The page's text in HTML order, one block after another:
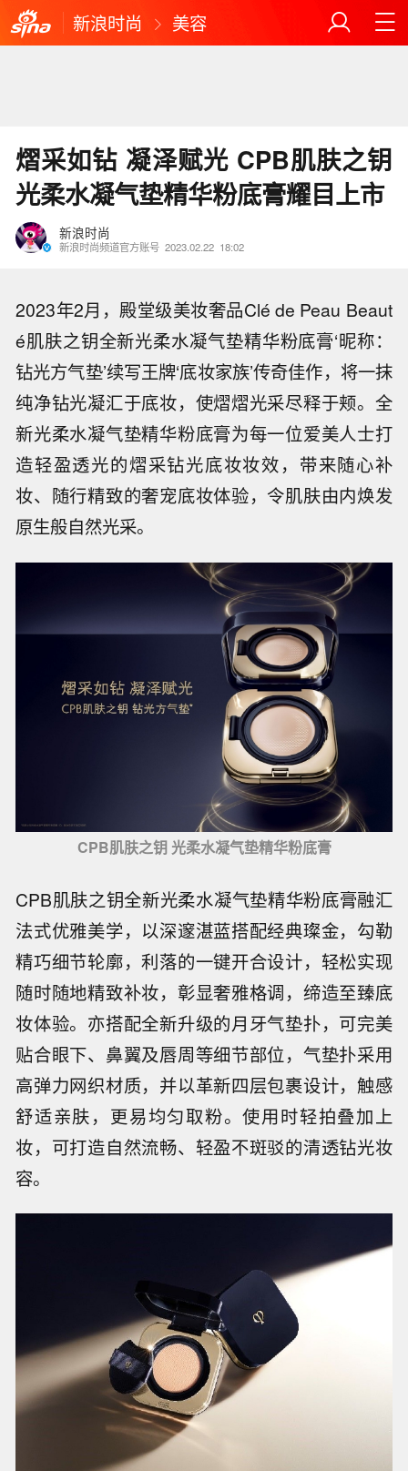
新浪时尚 美容
熠采如钻 凝泽赋光 CPB肌肤之钥
光柔水凝气垫精华粉底膏耀目上市
新浪时尚
新浪时尚频道官方账号 2023.02.22 18:02
2023年2月，殿堂级美妆奢品Clé de Peau Beaut
é肌肤之钥全新光柔水凝气垫精华粉底膏‘昵称：
钻光方气垫’续写王牌‘底妆家族’传奇佳作，将一抹
纯净钻光凝汇于底妆，使熠熠光采尽释于颊。全
新光柔水凝气垫精华粉底膏为每一位爱美人士打
造轻盈透光的熠采钻光底妆妆效，带来随心补
妆、随行精致的奢宠底妆体验，令肌肤由内焕发
原生般自然光采。
CPB肌肤之钥 光柔水凝气垫精华粉底膏
CPB肌肤之钥全新光柔水凝气垫精华粉底膏融汇
法式优雅美学，以深邃湛蓝搭配经典璨金，勾勒
精巧细节轮廓，利落的一键开合设计，轻松实现
随时随地精致补妆，彰显奢雅格调，缔造至臻底
妆体验。亦搭配全新升级的月牙气垫扑，可完美
贴合眼下、鼻翼及唇周等细节部位，气垫扑采用
高弹力网织材质，并以革新四层包裹设计，触感
舒适亲肤，更易均匀取粉。使用时轻拍叠加上
妆，可打造自然流畅、轻盈不斑驳的清透钻光妆
容。